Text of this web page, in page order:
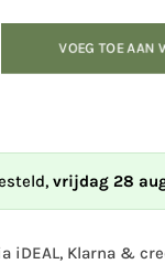
VOEG TOE AAN
vrijdag 28
iDEAL, Klarna &